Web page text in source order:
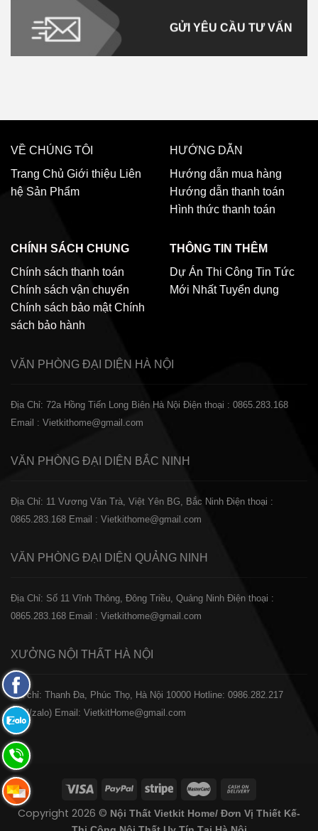
GỬI YÊU CẦU TƯ VẤN
VỀ CHÚNG TÔI
Trang Chủ Giới thiệu Liên
hệ Sản Phẩm
HƯỚNG DẪN
Hướng dẫn mua hàng
Hướng dẫn thanh toán
Hình thức thanh toán
CHÍNH SÁCH CHUNG
Chính sách thanh toán
Chính sách vận chuyển
Chính sách bảo mật Chính
sách bảo hành
THÔNG TIN THÊM
Dự Án Thi Công Tin Tức
Mới Nhất Tuyển dụng
VĂN PHÒNG ĐẠI DIỆN HÀ NỘI
Địa Chỉ: 72a Hồng Tiến Long Biên Hà Nội Điện thoại : 0865.283.168
Email : Vietkithome@gmail.com
VĂN PHÒNG ĐẠI DIỆN BẮC NINH
Địa Chỉ: 11 Vương Văn Trà, Việt Yên BG, Bắc Ninh Điện thoại :
0865.283.168 Email : Vietkithome@gmail.com
VĂN PHÒNG ĐẠI DIỆN QUẢNG NINH
Địa Chỉ: Số 11 Vĩnh Thông, Đông Triều, Quảng Ninh Điện thoại :
0865.283.168 Email : Vietkithome@gmail.com
XƯỞNG NỘI THẤT HÀ NỘI
️Địa chỉ: Thanh Đa, Phúc Thọ, Hà Nội 10000 Hotline: 0986.282.217
(Call/zalo) Email: VietkitHome@gmail.com
Copyright 2026 © Nội Thất Vietkit Home/ Đơn Vị Thiết Kế-
Fanpage
Facebook
Zalo:
0865.283.168
Hotline:
0865.283.168
Hotline:
0865.283.168